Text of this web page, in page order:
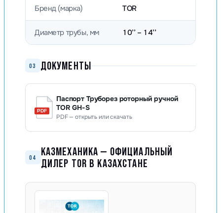
Бренд (марка) TOR
Диаметр трубы, мм 10’’ – 14’’
03 ДОКУМЕНТЫ
Паспорт Труборез роторный ручной
TOR GH-S
PDF — открыть или скачать
04
КАЗМЕХАНИКА — ОФИЦИАЛЬНЫЙ
ДИЛЕР TOR В КАЗАХСТАНЕ